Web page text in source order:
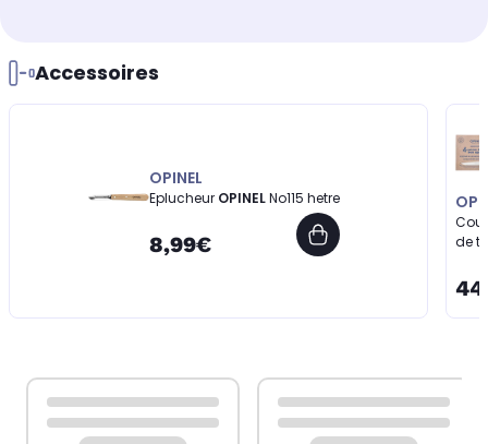
Accessoires
OPINEL
Eplucheur OPINELNo115 hetre
8,99€
de